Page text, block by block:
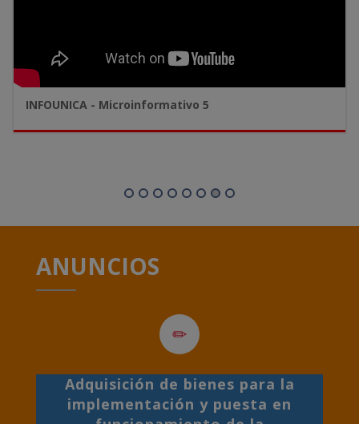
INFOUNICA - Microinformativo 5
ANUNCIOS
Adquisición de bienes para la
implementación y puesta en